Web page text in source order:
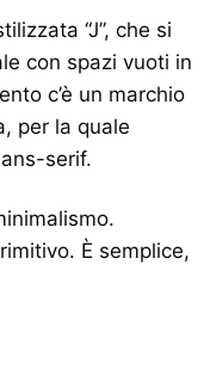
“J”, che si
con spazi vuoti in
c’è un marchio
per la quale
serif.
È semplice,